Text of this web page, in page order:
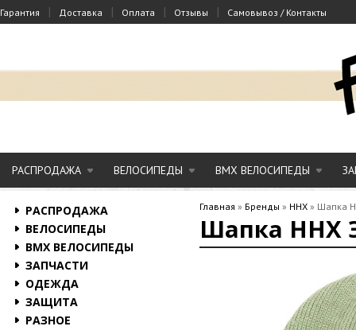
Гарантия | Доставка | Оплата | Отзывы | Самовывоз / Контакты
РАСПРОДАЖА ВЕЛОСИПЕДЫ BMX ВЕЛОСИПЕДЫ
РАСПРОДАЖА
ВЕЛОСИПЕДЫ
BMX ВЕЛОСИПЕДЫ
ЗАПЧАСТИ
ОДЕЖДА
ЗАЩИТА
РАЗНОЕ
Главная » Бренды » ННХ » Шапка
Шапка ННХ